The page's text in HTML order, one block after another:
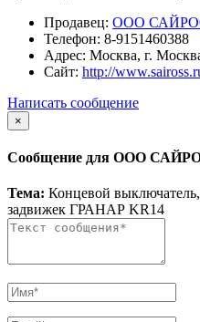
Продавец: ООО
Телефон: 8-9151460388
Адрес: Москва, г.
Сайт: http://
Написать сообщение
×
Сообщение для ООО
Тема: Концевой
задвижек ГРАНАР KR14